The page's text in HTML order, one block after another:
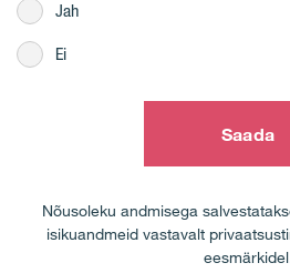
Jah
Ei
Saada
Nõusoleku andmisega
isikuandmeid vastavalt